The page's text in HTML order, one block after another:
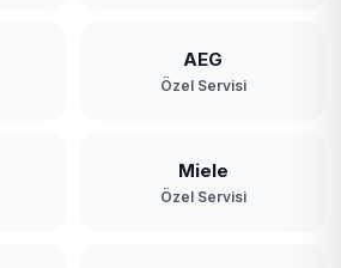
AEG
Özel Servisi
Miele
Özel Servisi